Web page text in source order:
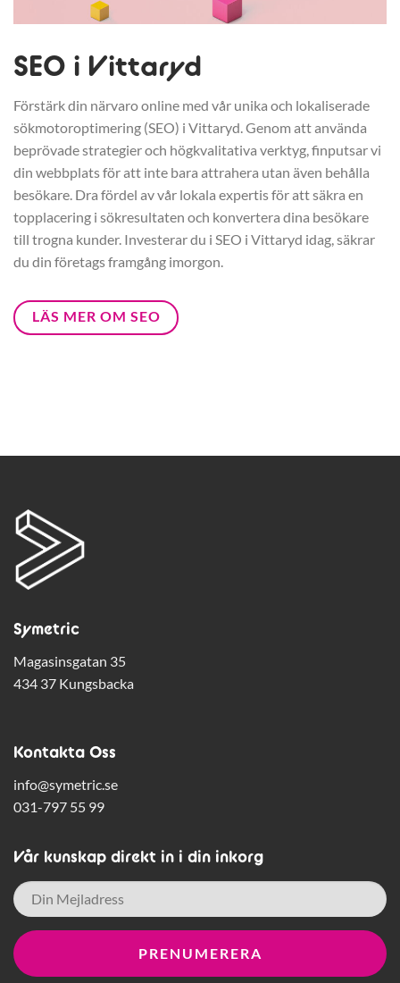
SEO i Vittaryd
Förstärk din närvaro online med vår unika och lokaliserade
sökmotoroptimering (SEO) i Vittaryd. Genom att använda
beprövade strategier och högkvalitativa verktyg, finputsar vi
din webbplats för att inte bara attrahera utan även behålla
besökare. Dra fördel av vår lokala expertis för att säkra en
topplacering i sökresultaten och konvertera dina besökare
till trogna kunder. Investerar du i SEO i Vittaryd idag, säkrar
du din företags framgång imorgon.
LÄS MER OM SEO
Symetric
Magasinsgatan 35
434 37 Kungsbacka
Kontakta Oss
info@symetric.se
031-797 55 99
Vår kunskap direkt in i din inkorg
E-
post *